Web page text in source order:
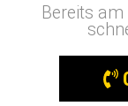
Bereits